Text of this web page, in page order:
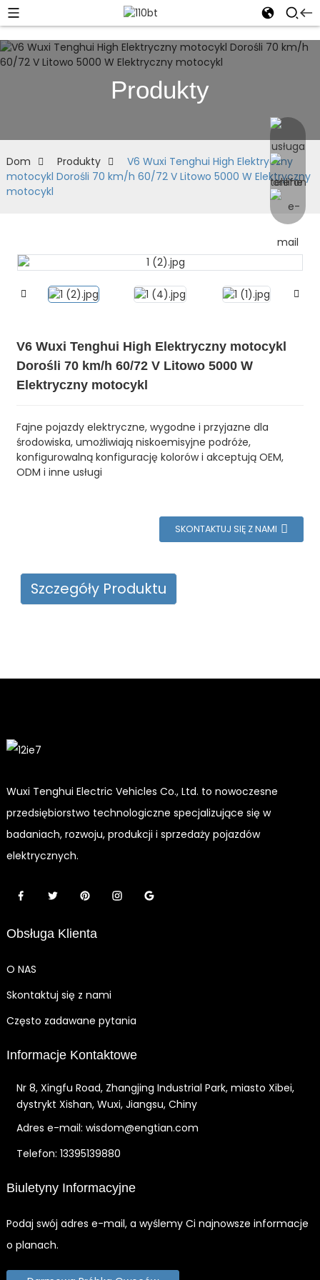
Produkty
Dom Produkty
V6 Wuxi Tenghui High Elektryczny
motocykl Dorośli 70 km/h 60/72 V Litowo 5000 W Elektryczny
motocykl
V6 Wuxi Tenghui High Elektryczny motocykl
Dorośli 70 km/h 60/72 V Litowo 5000 W
Elektryczny motocykl
Fajne pojazdy elektryczne, wygodne i przyjazne dla
środowiska, umożliwiają niskoemisyjne podróże,
konfigurowalną konfigurację kolorów i akceptują OEM,
ODM i inne usługi
SKONTAKTUJ SIĘ Z NAMI
Szczegóły Produktu
Wuxi Tenghui Electric Vehicles Co., Ltd. to nowoczesne
przedsiębiorstwo technologiczne specjalizujące się w
badaniach, rozwoju, produkcji i sprzedaży pojazdów
elektrycznych.
Obsługa Klienta
O NAS
Skontaktuj się z nami
Często zadawane pytania
Informacje Kontaktowe
Nr 8, Xingfu Road, Zhangjing Industrial Park, miasto Xibei,
dystrykt Xishan, Wuxi, Jiangsu, Chiny
Adres e-mail: wisdom@engtian.com
Telefon: 13395139880
Biuletyny Informacyjne
Podaj swój adres e-mail, a wyślemy Ci najnowsze informacje
o planach.